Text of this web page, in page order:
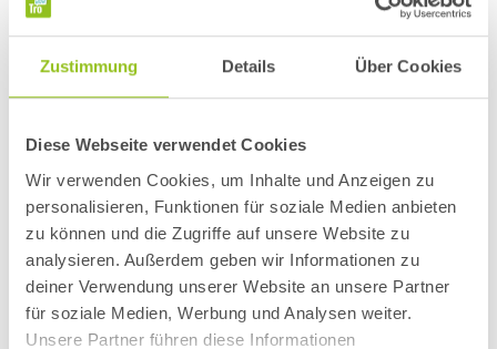
Zustimmung Details Über Cookies
Diese Webseite verwendet Cookies
Wir verwenden Cookies, um Inhalte und Anzeigen zu
personalisieren, Funktionen für soziale Medien anbieten
zu können und die Zugriffe auf unsere Website zu
analysieren. Außerdem geben wir Informationen zu
deiner Verwendung unserer Website an unsere Partner
für soziale Medien, Werbung und Analysen weiter.
Unsere Partner führen diese Informationen
Deine Fragen, unsere Antworten zu
TroWOW!
Was ist TroWOW!?
Wie registriere ich mich?